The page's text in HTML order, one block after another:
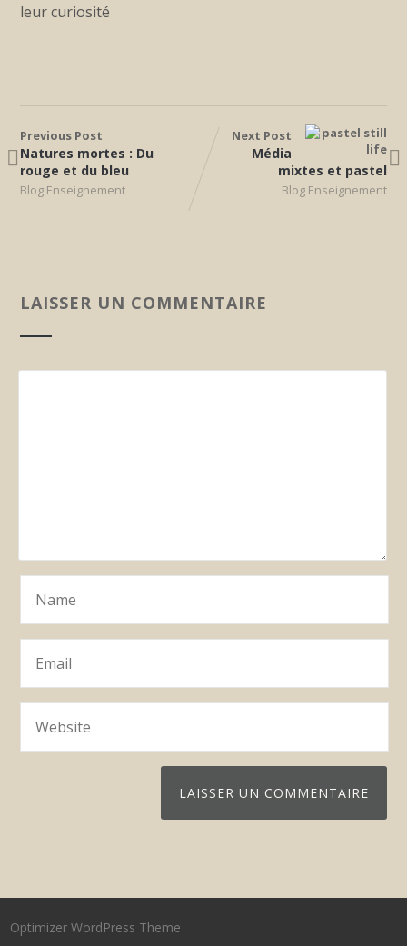
leur curiosité
Previous Post
Natures mortes : Du
rouge et du bleu
Blog Enseignement
Next Post
Média
mixtes et pastel
Blog Enseignement
LAISSER UN COMMENTAIRE
Optimizer WordPress Theme